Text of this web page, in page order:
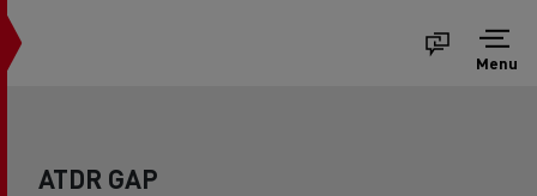
Menu
ATDR GAP